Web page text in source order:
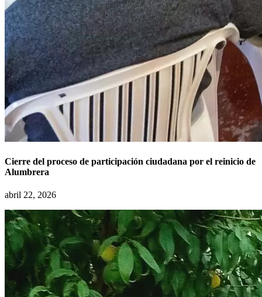
Cierre del proceso de participación ciudadana por el reinicio de
Alumbrera
abril 22, 2026